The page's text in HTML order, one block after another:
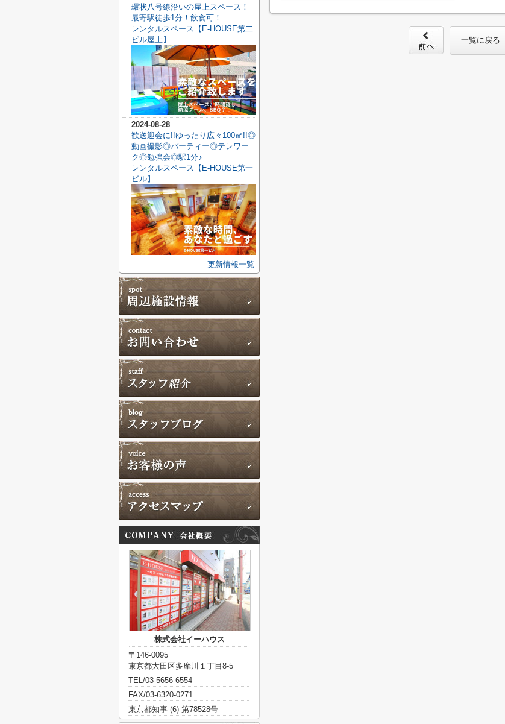
一覧に戻る
環状八号線沿いの屋上スペース！
最寄駅徒歩1分！飲食可！
レンタルスペース【E-HOUSE第二
ビル屋上】
2024-08-28
歓送迎会に!!ゆったり広々100㎡!!◎
動画撮影◎パーティー◎テレワー
ク◎勉強会◎駅1分♪
レンタルスペース【E-HOUSE第一
ビル】
更新情報一覧
株式会社イーハウス
〒146-0095
東京都大田区多摩川１丁目8-5
TEL/03-5656-6554
FAX/03-6320-0271
東京都知事 (6) 第78528号